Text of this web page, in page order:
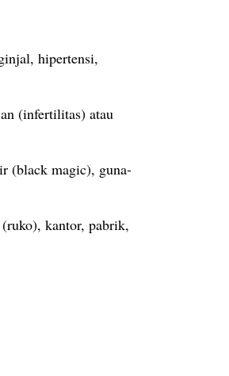
hipertensi,
(infertilitas) atau
(black magic), guna-
kantor, pabrik,